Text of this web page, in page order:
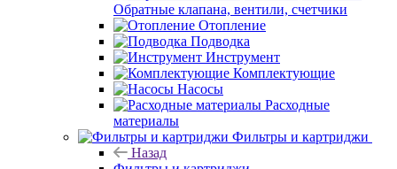
Обратные клапана, вентили, счетчики
Отопление
Подводка
Инструмент
Комплектующие
Насосы
Расходные
материалы
Фильтры и картриджи
Назад